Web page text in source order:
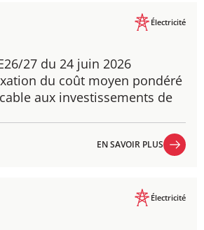
27 du 24 juin 2026
du coût moyen pondéré
aux investissements de
Électricité
EN SAVOIR PLUS
Électricité